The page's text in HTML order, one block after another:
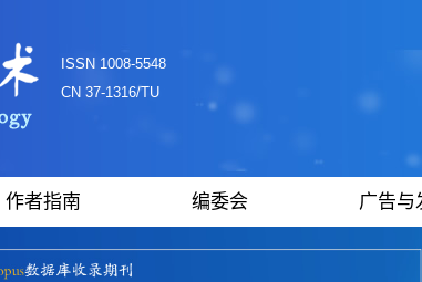
ISSN 1008-5548
CN 37-1316/TU
作者指南 编委会 广告与